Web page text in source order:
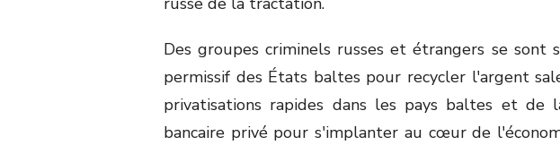
Des groupes criminels russes et étrangers se sont
permissif des États baltes pour recycler l'argent
privatisations rapides dans les pays baltes et de
bancaire privé pour s'implanter au cœur de